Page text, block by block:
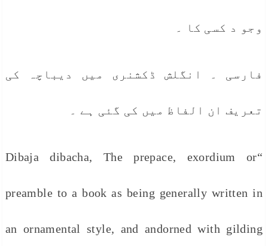
وجو د کسی کا ۔
فارسی ۔ انگلش ڈکشنری میں دیباچہ کی
تعریف ان الفاظ میں کی گئی ہے ۔
“Dibaja dibacha, The prepace, exordium or
preamble to a book as being generally written in
an ornamental style, and andorned with gilding